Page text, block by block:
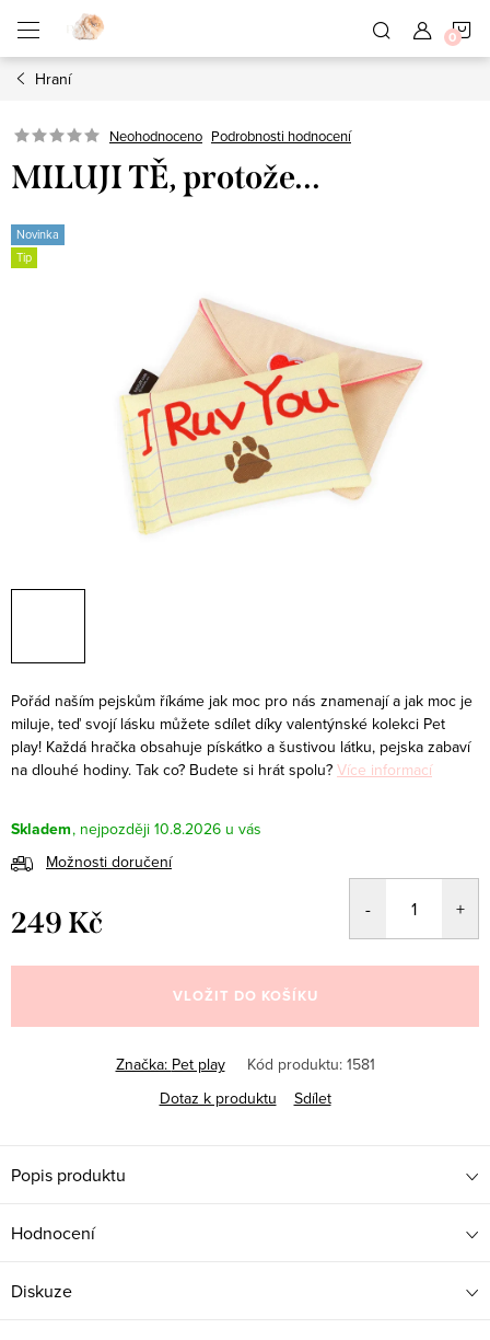
obsah
Hraní
Neohodnoceno Podrobnosti hodnocení
MILUJI TĚ, protože...
Novinka
Tip
Pořád naším pejskům říkáme jak moc pro nás znamenají a jak moc je
miluje, teď svojí lásku můžete sdílet díky valentýnské kolekci Pet
play! Každá hračka obsahuje pískátko a šustivou látku, pejska zabaví
na dlouhé hodiny. Tak co? Budete si hrát spolu? Více informací
Skladem
10.8.2026
Možnosti doručení
249 Kč
cena:
VLOŽIT DO KOŠÍKU
Značka: Pet play Kód produktu: 1581
Dotaz k produktu
Sdílet
Popis produktu
Hodnocení
Diskuze